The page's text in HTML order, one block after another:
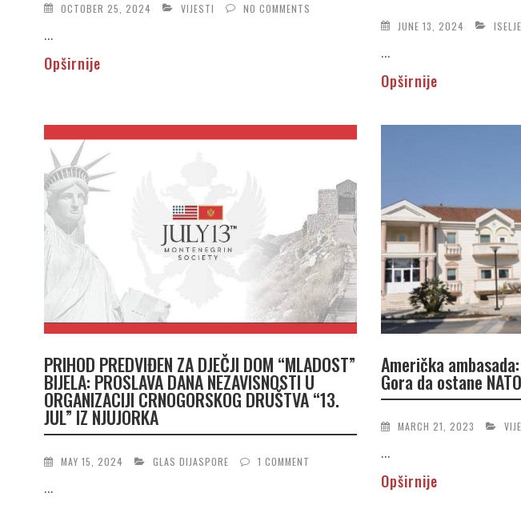
OCTOBER 25, 2024 VIJESTI NO COMMENTS
...
Opširnije
JUNE 13, 2024
...
Opširnije
PRIHOD PREDVIĐEN ZA DJEČJI DOM “MLADOST”
BIJELA: PROSLAVA DANA NEZAVISNOSTI U
ORGANIZACIJI CRNOGORSKOG DRUŠTVA “13.
JUL” IZ NJUJORKA
MAY 15, 2024 GLAS DIJASPORE 1 COMMENT
...
Američka
Gora da ostane
MARCH 21, 2023
...
Opširnije